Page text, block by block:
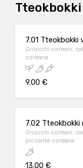
Tteokbokki
7.01 Tteokbokki
Gnocchi coreani,
coreana
9.00 €
7.02 Tteokbokki
Gnocchi coreani,
piccante coreana
13.00 €